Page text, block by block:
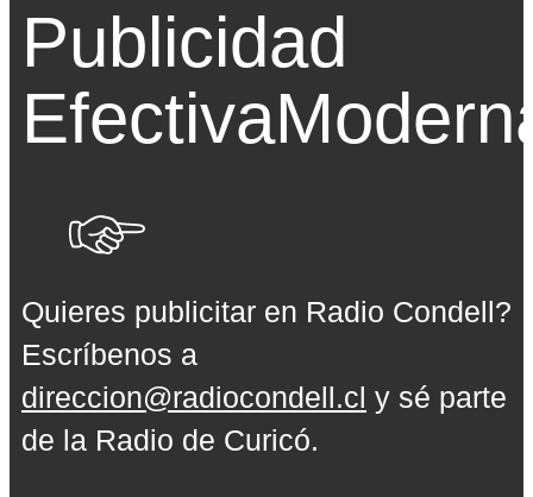
Publicidad
Efectiva
Quieres publicitar en Radio Condell?
Escríbenos a
direccion@radiocondell.cl y sé parte
de la Radio de Curicó.